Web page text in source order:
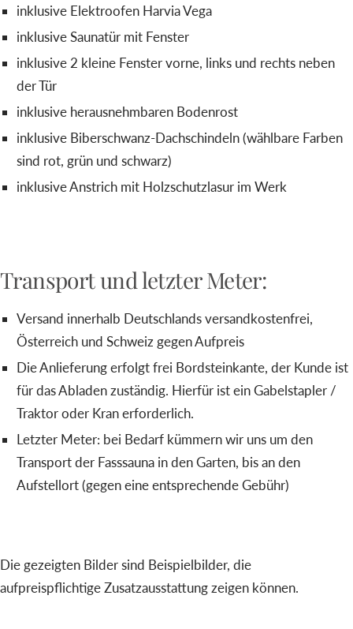
inklusive Elektroofen Harvia Vega
inklusive Saunatür mit Fenster
inklusive 2 kleine Fenster vorne, links und rechts neben
der Tür
inklusive herausnehmbaren Bodenrost
inklusive Biberschwanz-Dachschindeln (wählbare Farben
sind rot, grün und schwarz)
inklusive Anstrich mit Holzschutzlasur im Werk
Transport und letzter Meter:
Versand innerhalb Deutschlands versandkostenfrei,
Österreich und Schweiz gegen Aufpreis
Die Anlieferung erfolgt frei Bordsteinkante, der Kunde ist
für das Abladen zuständig. Hierfür ist ein Gabelstapler /
Traktor oder Kran erforderlich.
Letzter Meter: bei Bedarf kümmern wir uns um den
Transport der Fasssauna in den Garten, bis an den
Aufstellort (gegen eine entsprechende Gebühr)
Die gezeigten Bilder sind Beispielbilder, die
aufpreispflichtige Zusatzausstattung zeigen können.